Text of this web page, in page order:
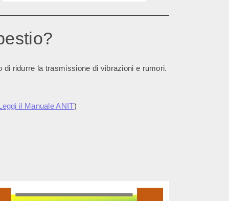
ridurre la trasmissione di vibrazioni e rumori.
il Manuale ANIT)